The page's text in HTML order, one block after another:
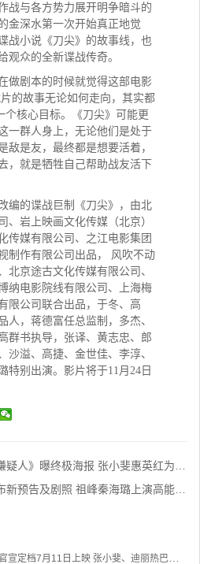
战与各方势力展开明争暗斗的
金深水第一次开始真正地觉
小说《刀尖》的故事线，也
观众的全新谍战传奇。
做剧本的时候就觉得这部电影
的故事无论如何走向，其实都
个核心目标。《刀尖》可能更
一群人身上，无论他们是处于
敌是友，最终都是想要活着，
，就是牺牲自己帮助战友活下
编的谍战巨制《刀尖》，由北
、岩上映画文化传媒（北京）
传媒有限公司、之江电影集团
制作有限公司出品， 风吹不动
北京途古文化传媒有限公司、
纳电影院线有限公司、上海梅
限公司联合出品，于冬、高
人，蒋德富任总监制，多杰、
群书执导，张译、黄志忠、郎
沙溢、高捷、金世佳、李淳、
特别出演。影片将于11月24日
曝终极海报 张小斐惠英红为母更刚硬碰硬
告及剧照 祖峰秦海璐上演高能“眼神杀”